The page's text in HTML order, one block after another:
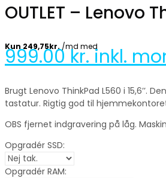
OUTLET – Lenovo
999.00kr. inkl.
Brugt Lenovo ThinkPad L560 i
tastatur. Rigtig god til
OBS fjernet indgravering på låg.
Opgradér SSD:
Opgradér RAM: